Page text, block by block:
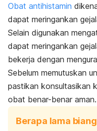
Obat antihistamin
dapat meringankan
Selain digunakan
dapat meringankan
bekerja dengan
Sebelum memutuskan
pastikan konsultasikan
obat benar-benar aman.
Berapa lama